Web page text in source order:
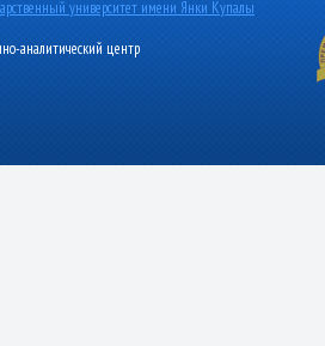
университет имени Янки Купалы
аналитический центр